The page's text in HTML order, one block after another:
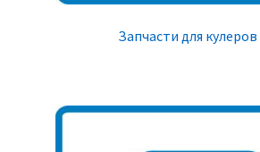
Запчасти для кулеров